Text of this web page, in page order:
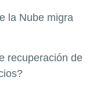
la Nube migra
recuperación de